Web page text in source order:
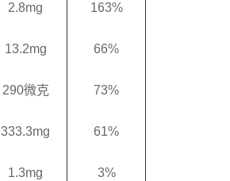
2.8mg
13.2mg
290微克
333.3mg
1.3mg
163%
66%
73%
61%
3%